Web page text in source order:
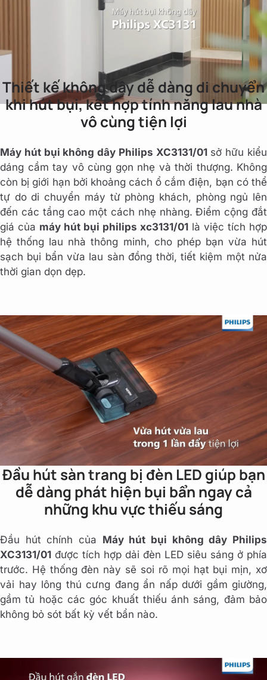
Thiết kế không dây dễ dàng di chuyển
khi hút bụi, kết hợp tính năng lau nhà
vô cùng tiện lợi
Máy hút bụi không dây Philips XC3131/01sở hữu kiểu
dáng cầm tay vô cùng gọn nhẹ và thời thượng. Không
còn bị giới hạn bởi khoảng cách ổ cắm điện, bạn có thể
tự do di chuyển máy từ phòng khách, phòng ngủ lên
đến các tầng cao một cách nhẹ nhàng. Điểm cộng đắt
giá của máy hút bụi philips xc3131/01 là việc tích hợp
hệ thống lau nhà thông minh, cho phép bạn vừa hút
sạch bụi bẩn vừa lau sàn đồng thời, tiết kiệm một nửa
thời gian dọn dẹp.
Đầu hút sàn trang bị đèn LED giúp bạn
dễ dàng phát hiện bụi bẩn ngay cả
những khu vực thiếu sáng
Đầu hút chính của Máy hút bụi không dây Philips
XC3131/01 được tích hợp dải đèn LED siêu sáng ở phía
trước. Hệ thống đèn này sẽ soi rõ mọi hạt bụi mịn, xơ
vải hay lông thú cưng đang ẩn nấp dưới gầm giường,
gầm tủ hoặc các góc khuất thiếu ánh sáng, đảm bảo
không bỏ sót bất kỳ vết bẩn nào.